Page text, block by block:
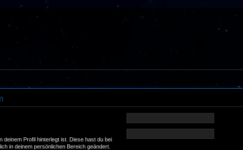
deinem Profil hinterlegt ist. Diese hast du bei
in deinem persönlichen Bereich geändert.